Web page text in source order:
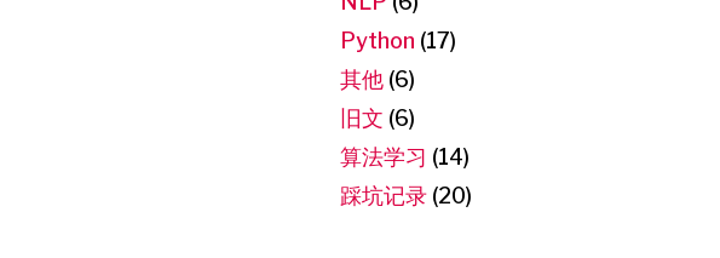
Python (17)
其他 (6)
旧文 (6)
算法学习 (14)
踩坑记录 (20)